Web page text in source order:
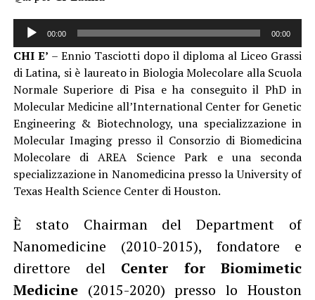
Audio
00:00 00:00
CHI E’ – Ennio Tasciotti dopo il diploma al Liceo Grassi
di Latina, si è laureato in Biologia Molecolare alla Scuola
Normale Superiore di Pisa e ha conseguito il PhD in
Molecular Medicine all’International Center for Genetic
Engineering & Biotechnology, una specializzazione in
Molecular Imaging presso il Consorzio di Biomedicina
Molecolare di AREA Science Park e una seconda
specializzazione in Nanomedicina presso la University of
Texas Health Science Center di Houston.
È stato Chairman del Department of
Nanomedicine (2010-2015), fondatore e
direttore del Center for Biomimetic
Medicine(2015-2020) presso lo Houston